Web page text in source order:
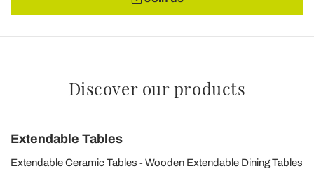
Discover our products
Extendable Tables
Extendable Ceramic Tables
Wooden Extendable Dining Tables